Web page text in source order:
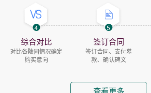
4
综合对比
对比各陵园情况确定
购买意向
5
签订合同
签订合同、支付墓
款、确认碑文